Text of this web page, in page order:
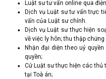
Luật sư tư vấn online qua
Dịch vụ Luật sư tư vấn trực
vấn của Luật sư chính.
Dịch vụ Luật sư thực hiện
về việc ly hôn; thu thập chứng
Nhận đại diện theo uỷ
quyền;
Cử Luật sư thực hiện các thủ
tại Toà án;